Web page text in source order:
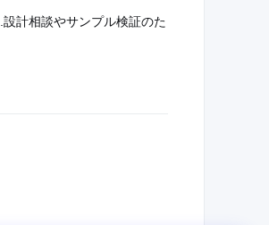
計相談やサンプル検証のた